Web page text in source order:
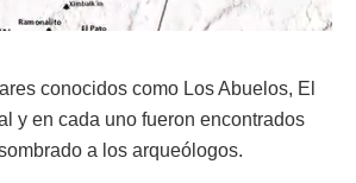
conocidos como Los Abuelos, El
y en cada uno fueron encontrados
a los arqueólogos.